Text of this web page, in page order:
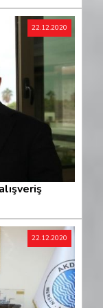
22.12.2020
22.12.2020